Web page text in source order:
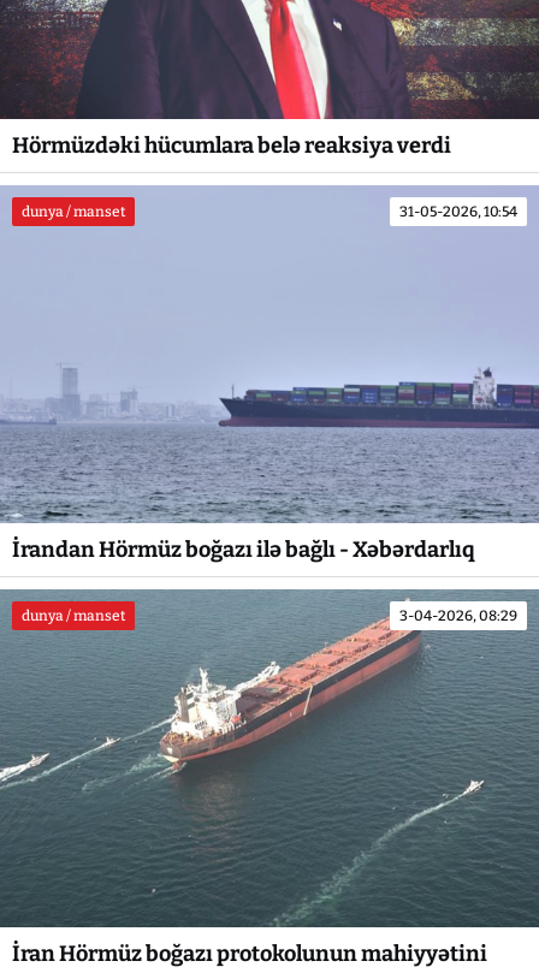
Hörmüzdəki hücumlara belə reaksiya verdi
dunya / manset 31-05-2026, 10:54
İrandan Hörmüz boğazı ilə bağlı - Xəbərdarlıq
dunya / manset 3-04-2026, 08:29
İran Hörmüz boğazı protokolunun mahiyyətini